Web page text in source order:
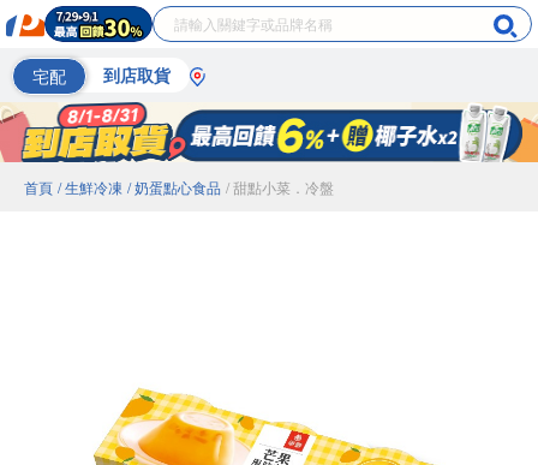
宅配 到店取貨
首頁 / 生鮮冷凍 / 奶蛋點心食品 / 甜點小菜．冷盤